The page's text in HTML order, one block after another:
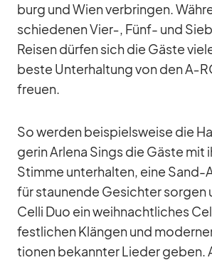
burg und Wien ver­brin­gen.
schie­de­nen Vier‑, Fünf- und
Rei­sen dür­fen sich die Gäste
beste Un­ter­hal­tung von den
freuen.
So wer­den bei­spiels­weise die
ge­rin Ar­lena Sings die Gäste mit
Stimme un­ter­hal­ten, eine
für stau­nende Ge­sich­ter sor­gen
Celli Duo ein weih­nacht­li­ches
fest­li­chen Klän­gen und
tio­nen be­kann­ter Lie­der ge­ben.